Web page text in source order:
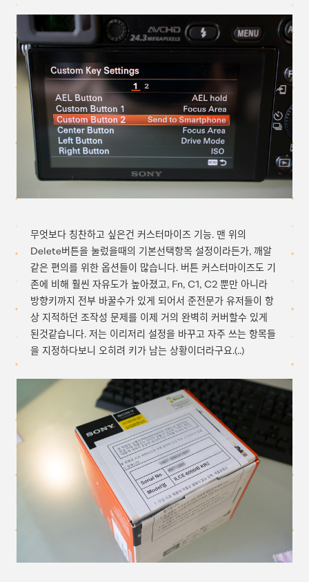
무엇보다 칭찬하고 싶은건 커스터마이즈 기능. 맨 위의
Delete버튼을 눌렀을때의 기본선택항목 설정이라든가, 깨알
같은 편의를 위한 옵션들이 많습니다. 버튼 커스터마이즈도 기
존에 비해 훨씬 자유도가 높아졌고, Fn, C1, C2 뿐만 아니라
방향키까지 전부 바꿀수가 있게 되어서 준전문가 유저들이 항
상 지적하던 조작성 문제를 이제 거의 완벽히 커버할수 있게
된것같습니다. 저는 이리저리 설정을 바꾸고 자주 쓰는 항목들
을 지정하다보니 오히려 키가 남는 상황이더라구요.(..)